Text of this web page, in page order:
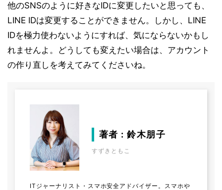
他のSNSのように好きなIDに変更したいと思っても、
LINE IDは変更することができません。しかし、LINE
IDを極力使わないようにすれば、気にならないかもし
れませんよ。どうしても変えたい場合は、アカウント
の作り直しを考えてみてくださいね。
著者 : 鈴木朋子
すずきともこ
ITジャーナリスト・スマホ安全アドバイザー。スマホや